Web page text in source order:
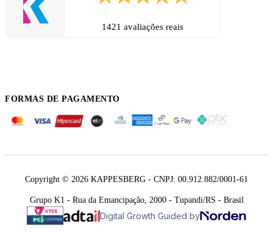
1421 avaliações reais
FORMAS DE PAGAMENTO
Copyright © 2026 KAPPESBERG - CNPJ: 00.912.882/0001-61
Grupo K1 - Rua da Emancipação, 2000 - Tupandi/RS - Brasil
Digital Growth Guided by